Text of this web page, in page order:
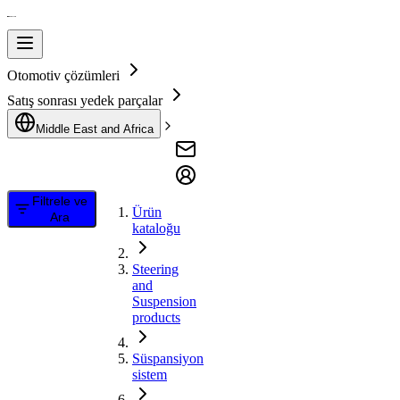
Otomotiv çözümleri
Satış sonrası yedek parçalar
Middle East and Africa
Filtrele ve
Ara
Ürün
kataloğu
Steering
and
Suspension
products
Süspansiyon
sistem